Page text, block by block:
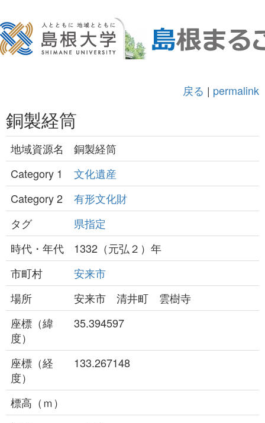
戻る | permalink
銅製経筒
地域資源名
銅製経筒
Category 1
文化遺産
Category 2
有形文化財
タグ
県指定
時代・年代
1332（元弘２）年
市町村
安来市
場所
安来市 清井町 雲樹寺
座標（緯
度）
35.394597
座標（経
度）
133.267148
標高（ｍ）